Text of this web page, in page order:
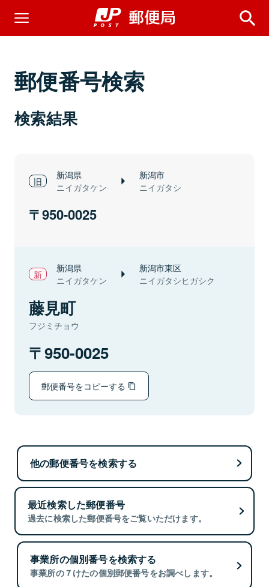
郵便番号検索
検索結果
新潟県
ニイガタケン
新潟市
ニイガタシ
950-0025
新潟県
ニイガタケン
新潟市東区
ニイガタシヒガシク
藤見町
フジミチョウ
950-0025
郵便番号をコピーする
他の郵便番号を検索する
最近検索した郵便番号
過去に検索した郵便番号をご覧いただけます。
事業所の個別番号を検索する
事業所の７けたの個別郵便番号をお調べします。